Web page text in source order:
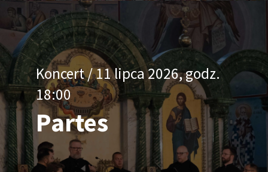
Koncert / 11 lipca 2026, godz.
18:00
Partes